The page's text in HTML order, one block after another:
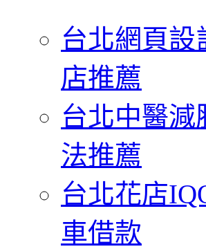
台北網頁
店推薦
台北中醫
法推薦
台北花店
車借款